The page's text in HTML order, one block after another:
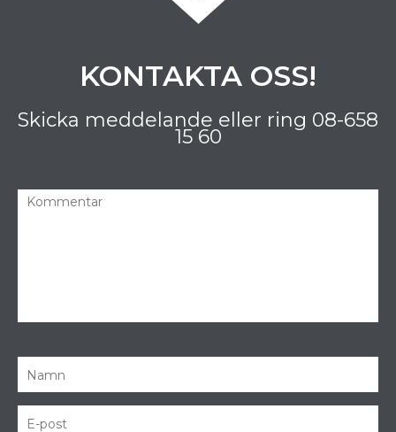
KONTAKTA OSS!
Skicka meddelande eller ring 08-658
15 60